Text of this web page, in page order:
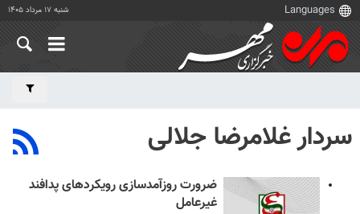
شنبه ۱۷ مرداد ۱۴۰۵
سردار غلامرضا جلالی
ضرورت روزآمدسازی رویکردهای پدافند
غیرعامل